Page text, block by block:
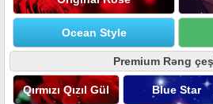
Ocean Style
Premium Rəng
Qırmızı Qızıl Gül Blue Star